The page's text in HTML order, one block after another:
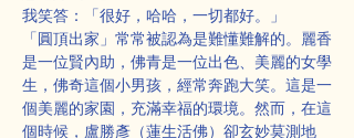
我笑答：「很好，哈哈，一切都好。」
「圓頂出家」常常被認為是難懂難解的。麗香
是一位賢內助，佛青是一位出色、美麗的女學
生，佛奇這個小男孩，經常奔跑大笑。這是一
個美麗的家園，充滿幸福的環境。然而，在這
個時候，盧勝彥（蓮生活佛）卻玄妙莫測地